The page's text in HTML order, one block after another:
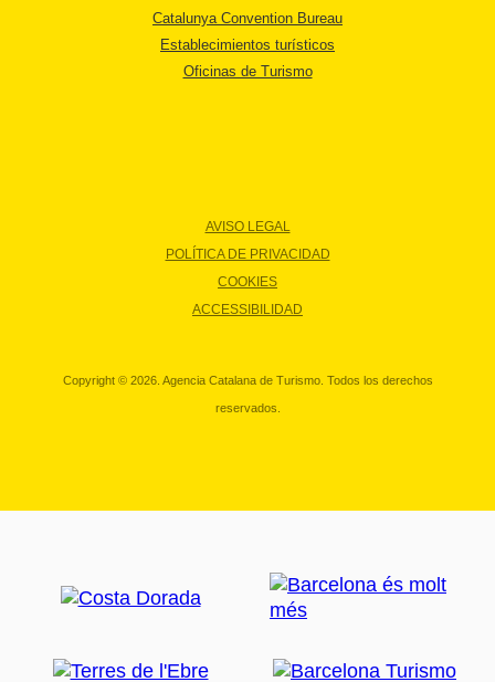
Catalunya Convention Bureau
Establecimientos turísticos
Oficinas de Turismo
AVISO LEGAL
POLÍTICA DE PRIVACIDAD
COOKIES
ACCESSIBILIDAD
Copyright © 2026. Agencia Catalana de Turismo. Todos los derechos
reservados.